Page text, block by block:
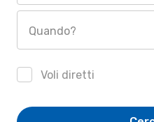
Quando?
Voli diretti